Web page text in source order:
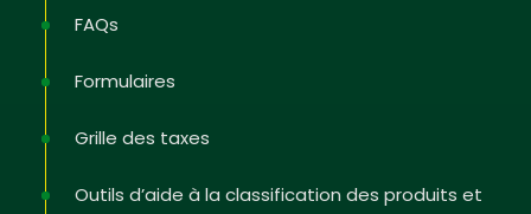
FAQs
Formulaires
Grille des taxes
Outils d’aide à la classification des produits et